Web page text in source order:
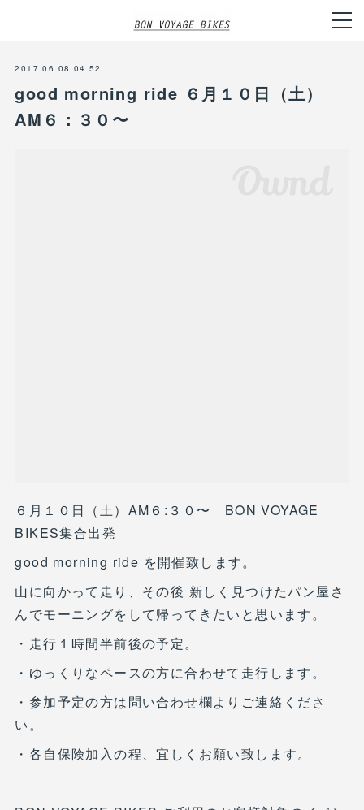
2017.06.08 04:52
good morning ride ６月１０日（土）
AM６：３０〜
６月１０日（土）AM６:３０〜 BON VOYAGE
BIKES集合出発
good morning ride を開催致します。
山に向かって走り、その後 新しく見つけたパン屋さ
んでモーニングをして帰ってきたいと思います。
・走行１時間半前後の予定。
・ゆっくりなペースの方に合わせて走行します。
・参加予定の方は問い合わせ欄よりご連絡くださ
い。
・各自保険加入の程、宜しくお願い致します。